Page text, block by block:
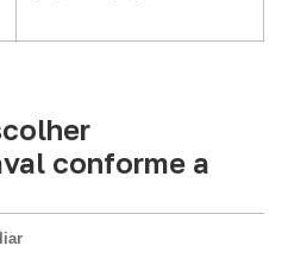
conforme a